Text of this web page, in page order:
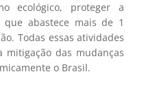
ecológico, proteger a
abastece mais de 1
Todas essas atividades
das mudanças
o Brasil.